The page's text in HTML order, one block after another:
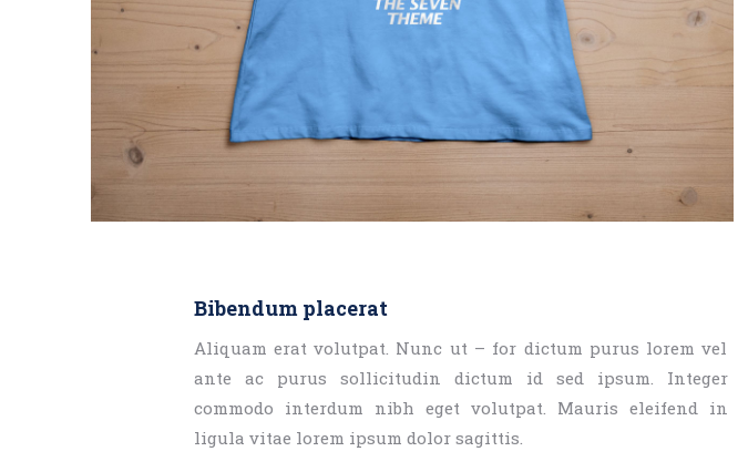
Bibendum placerat
Aliquam erat volutpat. Nunc ut – for dictum purus lorem vel
ante ac purus sollicitudin dictum id sed ipsum. Integer
commodo interdum nibh eget volutpat. Mauris eleifend in
ligula vitae lorem ipsum dolor sagittis.